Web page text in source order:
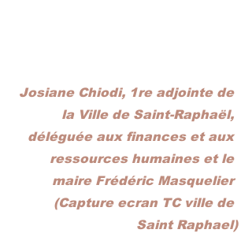
Josiane Chiodi, 1re adjointe de
la Ville de Saint-Raphaël,
déléguée aux finances et aux
ressources humaines et le
maire Frédéric Masquelier
(Capture ecran TC ville de
Saint Raphael)